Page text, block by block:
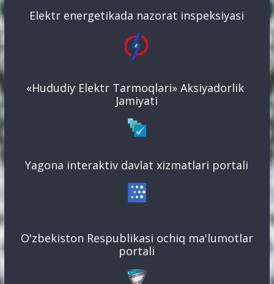
Elektr energetikada nazorat inspeksiyasi
«Hududiy Elektr Tarmoqlari» Aksiyadorlik
Jamiyati
Yagona interaktiv davlat xizmatlari portali
O'zbekiston Respublikasi ochiq ma'lumotlar
portali